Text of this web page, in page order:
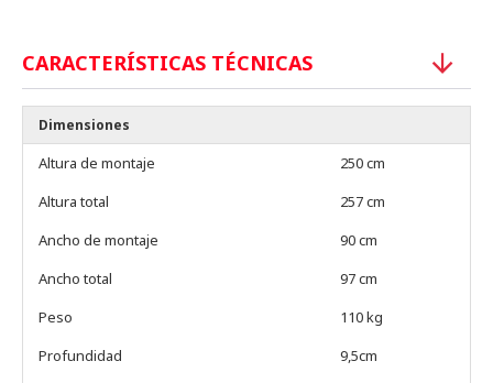
CARACTERÍSTICAS TÉCNICAS
Dimensiones
Altura de montaje
250 cm
Altura total
257 cm
Ancho de montaje
90 cm
Ancho total
97 cm
Peso
110 kg
Profundidad
9,5cm